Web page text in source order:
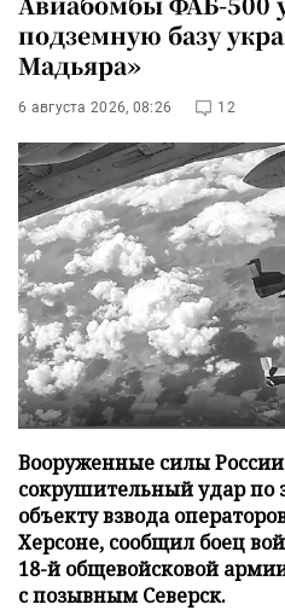
подземную базу
Мадьяра»
6 августа 2026, 08:26 12
Вооруженные силы
сокрушительный удар по
объекту взвода
Херсоне, сообщил боец
18-й общевойсковой
с позывным Северск.